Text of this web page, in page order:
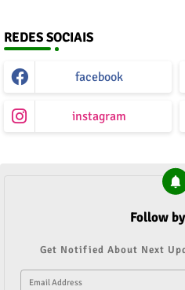
REDES SOCIAIS
facebook
instagram
Follow
Get Notified About Next